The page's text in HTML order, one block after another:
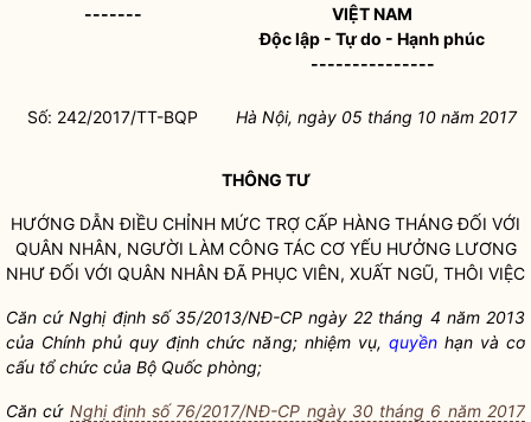
-------
VIỆT NAM
Độc lập - Tự do - Hạnh phúc
---------------
Số: 242/2017/TT-BQP Hà Nội, ngày 05 tháng 10năm 2017
THÔNG TƯ
HƯỚNG DẪN ĐIỀU CHỈNH MỨC TRỢ CẤP HÀNG THÁNG ĐỐI VỚI
QUÂN NHÂN, NGƯỜI LÀM CÔNG TÁCCƠ YẾU HƯỞNG LƯƠNG
NHƯ ĐỐI VỚI QUÂN NHÂN ĐÃ PHỤC VIÊN, XUẤT NGŨ, THÔI VIỆC
Căn cứ Nghị định số 35/2013/NĐ-CP ngày 22 tháng 4 năm 2013
của Chính phủ quy định chức năng; nhiệm vụ, quyềnhạn và cơ
cấu tổ chức của Bộ Quốc phòng;
Căn cứ Nghị định số 76/2017/NĐ-CP ngày 30 tháng 6 năm 2017